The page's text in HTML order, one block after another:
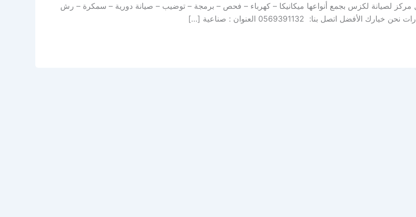
مركز لصيانة لكزس بجمع أنواعها ميكانيكا – كهرباء – فحص – برمجة – توضيب – صيانة دورية – سمكرة – رش
الأفضل اتصل بنا: 0569391132 العنوان : صناعية […]